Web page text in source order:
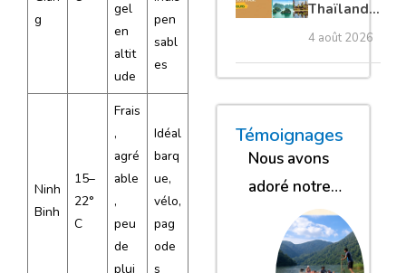
g
gel
en
altit
ude
pen
sabl
es
Ninh
Binh
15–
22°
C
Frais
,
agré
able
,
peu
de
plui
Idéal
barq
ue,
vélo,
pag
ode
s
Thaïlande
35 jours :
grands
trésors
d’Asie
4 août 2026
Témoignages
Nous avons
adoré notre
« Nous
« Nous sommes